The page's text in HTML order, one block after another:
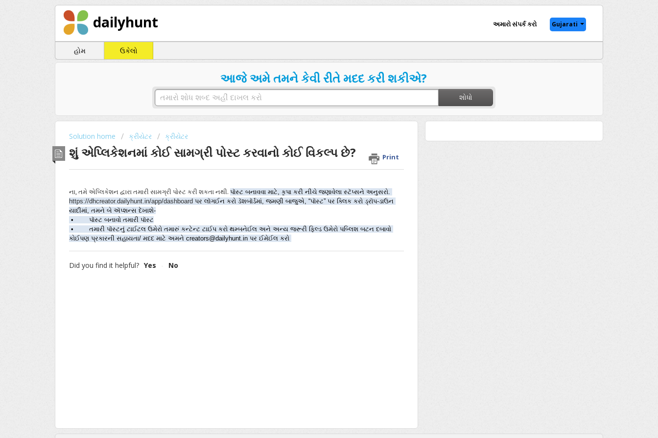
dailyhunt અમારો સંપર્ક કરો Gujarati
હોમ ઉકેલો
આજે અમે તમને કેવી રીતે મદદ કરી શકીએ?
શોધો
Solution home ક્રીયેટર ક્રીયેટર
શું એપ્લિકેશનમાં કોઈ સામગ્રી પોસ્ટ કરવાનો કોઈ વિકલ્પ છે? Print
ના, તમે એપ્લિકેશન દ્વારા તમારી સામગ્રી પોસ્ટ કરી શકતા નથી.
https://dhcreator.dailyhunt.in/app/dashboard પર લૉગઈન કરો ડૅશબૉર્ડમાં, જમણી બાજુએ, “પૉસ્ટ” પર ક્લિક કરો ડ્રૉપ-ડાઉન
યાદીમાં, તમને બે ઍપ્શન્સ દેખાશે-
•        પૉસ્ટ બનાવો તમારી પૉસ્ટ
•        તમારી પૉસ્ટનું ટાઈટલ ઉમેરો તમારું કન્ટેન્ટ ટાઈપ કરો થમ્બનેઈલ અને અન્ય જરૂરી ફિલ્ડ ઉમેરો પબ્લિશ બટન દબાવો
કોઈપણ પ્રકારની સહાયતા/ મદદ માટે અમને creators@dailyhunt.in પર ઈમેઈલ કરો
Did you find it helpful? Yes No